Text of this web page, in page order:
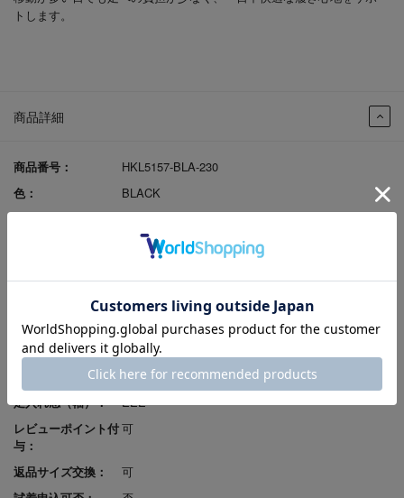
商品詳細
商品番号：
HKL5157-BLA-230
色：
BLACK
2026S/S
製法：
セメント
ヒールの高さ：
3.0cm
日本
足入れ感（幅）：
EEE
レビューポイント付
与：
可
返品サイズ交換：
可
トします。